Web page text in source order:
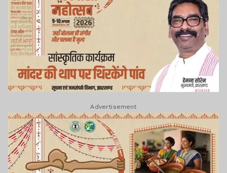
Advertisement